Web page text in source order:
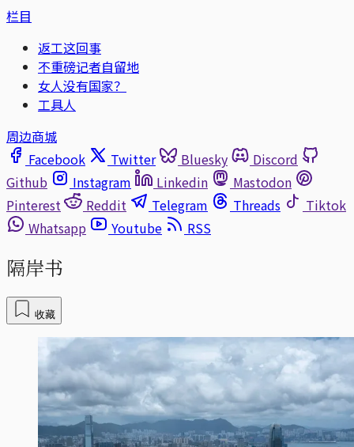
栏目
返工这回事
不重磅记者自留地
女人没有国家？
工具人
周边商城
Facebook
Twitter Bluesky
Discord
Github
Instagram Linkedin
Mastodon
Pinterest
Reddit Telegram Threads
Tiktok
Whatsapp
Youtube RSS
隔岸书
收藏